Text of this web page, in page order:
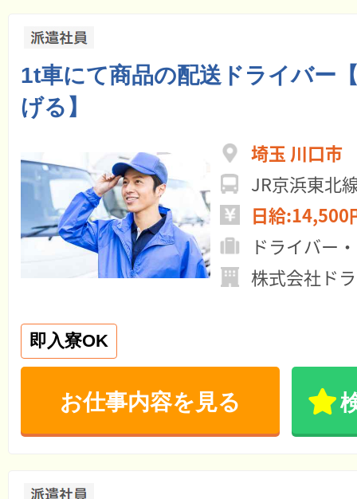
1t車にて商品の配送ドライバー
げる】
埼玉 川口市
JR京浜東
日給:14,500
ドライバー
株式会社ド
即入寮OK
お仕事内容を見る